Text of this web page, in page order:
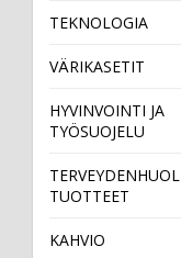
TEKNOLOGIA
VÄRIKASETIT
HYVINVOINTI JA
TYÖSUOJELU
TUOTTEET
KAHVIO